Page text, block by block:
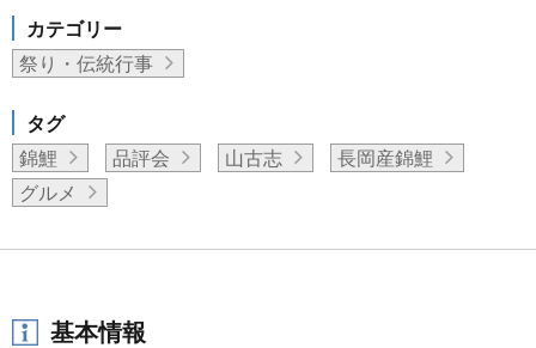
カテゴリー
祭り・伝統行事
タグ
錦鯉
品評会 山古志
長岡産錦鯉
グルメ
基本情報